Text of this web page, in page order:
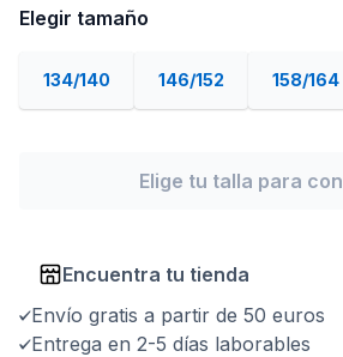
Elegir tamaño
134/140 146/152 158/164
Elige tu talla para
Encuentra tu tienda
Envío gratis a partir de 50 euros
Entrega en 2-5 días laborables